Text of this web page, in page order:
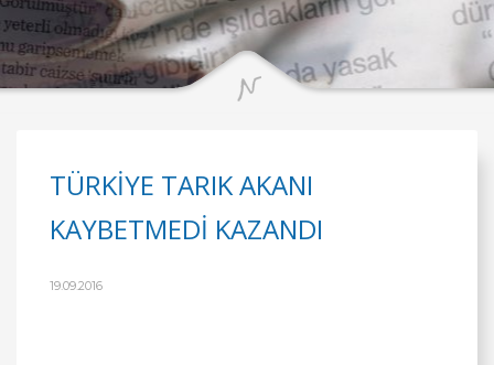
TÜRKİYE TARIK AKANI
KAYBETMEDİ KAZANDI
19.09.2016